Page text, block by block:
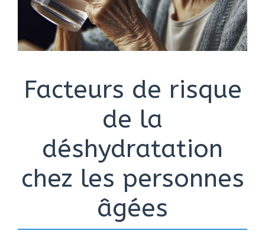
Facteurs de risque
de la
déshydratation
chez les personnes
âgées